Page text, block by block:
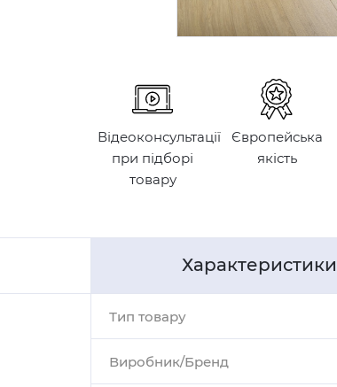
Відеоконсультації
при підборі
товару
Європейська
якість
Характеристики
Тип товару
Виробник/Бренд